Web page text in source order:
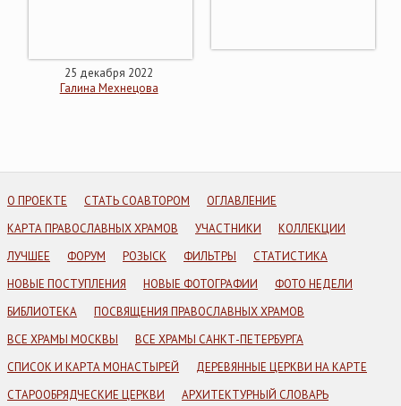
25 декабря 2022
Галина Мехнецова
О ПРОЕКТЕ СТАТЬ СОАВТОРОМ
ОГЛАВЛЕНИЕ
КАРТА ПРАВОСЛАВНЫХ ХРАМОВ
УЧАСТНИКИ
КОЛЛЕКЦИИ
ЛУЧШЕЕ
ФОРУМ РОЗЫСК ФИЛЬТРЫ
СТАТИСТИКА
НОВЫЕ ПОСТУПЛЕНИЯ
НОВЫЕ ФОТОГРАФИИ
ФОТО НЕДЕЛИ
БИБЛИОТЕКА
ПОСВЯЩЕНИЯ ПРАВОСЛАВНЫХ ХРАМОВ
ВСЕ ХРАМЫ МОСКВЫ
ВСЕ ХРАМЫ САНКТ-ПЕТЕРБУРГА
СПИСОК И КАРТА МОНАСТЫРЕЙ
ДЕРЕВЯННЫЕ ЦЕРКВИ НА КАРТЕ
СТАРООБРЯДЧЕСКИЕ ЦЕРКВИ
АРХИТЕКТУРНЫЙ СЛОВАРЬ